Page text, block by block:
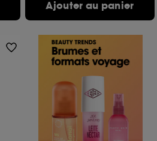
Ajouter au panier